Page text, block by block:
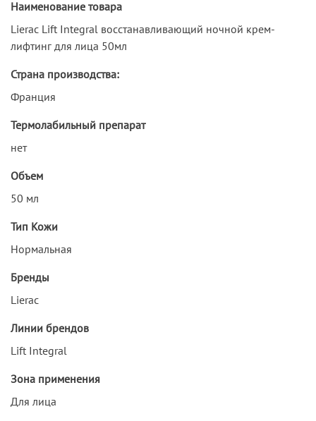
Наименование товара
Lierac Lift Integral восстанавливающий ночной крем-
лифтинг для лица 50мл
Страна производства:
Франция
Термолабильный препарат
нет
Объем
50 мл
Тип Кожи
Нормальная
Бренды
Lierac
Линии брендов
Lift Integral
Зона применения
Для лица